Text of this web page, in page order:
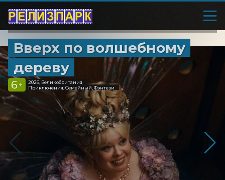
Вверх по волшебному
дереву
6 +
2026, Великобритания
Приключения, Семейный, Фэнтези